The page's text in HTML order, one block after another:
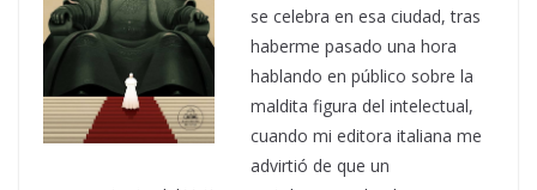
se celebra en esa ciudad, tras
haberme pasado una hora
hablando en público sobre la
maldita figura del intelectual,
cuando mi editora italiana me
advirtió de que un